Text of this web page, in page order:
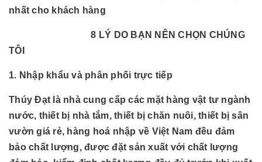
nhất cho khách hàng
8 LÝ DO BẠN NÊN CHỌN CHÚNG
TÔI
1. Nhập khẩu và phân phối trực tiếp
Thúy Đạt là nhà cung cấp các mặt hàng vật tư ngành
nước, thiết bị nhà tắm, thiết bị chăn nuôi, thiết bị sân
vườn giá rẻ, hàng hoá nhập về Việt Nam đều đảm
bảo chất lượng, được đặt sản xuất với chất lượng